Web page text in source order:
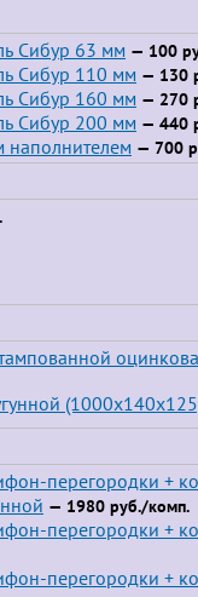
Сибур 63 мм — 100
Сибур 110 мм — 130
Сибур 160 мм — 270
Сибур 200 мм — 440
наполнителем — 700
перегородки +
— 1980 руб./комп.
перегородки +
перегородки +